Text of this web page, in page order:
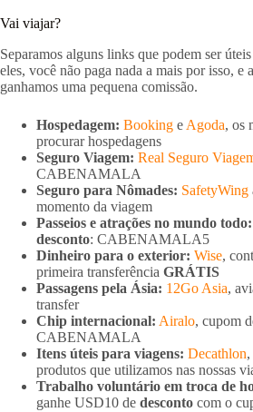
Vai viajar?
Separamos alguns links que podem ser
eles, você não paga nada a mais por isso, e
ganhamos uma pequena comissão.
Hospedagem: Booking eAgoda, os
procurar hospedagens
Seguro Viagem: Real Seguro
CABENAMALA
Seguro para Nômades: SafetyWing
momento da viagem
Passeios e atrações no mundo todo:
desconto: CABENAMALA5
Dinheiro para o exterior: Wise,
primeira transferência GRÁTIS
Passagens pela Ásia: 12Go Asia,
transfer
Chip internacional: Airalo, cupom
CABENAMALA
Itens úteis para viagens: Decathlon,
produtos que utilizamos nas nossas
Trabalho voluntário em troca de
ganhe USD10 de desconto com o